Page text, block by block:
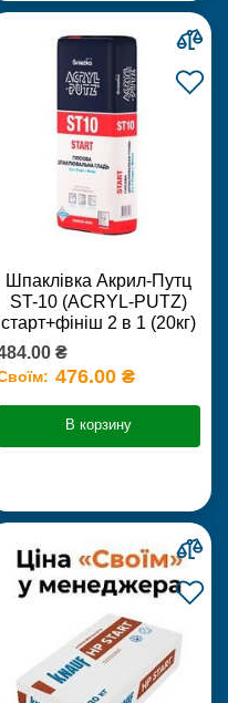
Шпаклівка Акрил-Путц
ST-10 (ACRYL-PUTZ)
старт+фініш 2 в 1 (20кг)
₴
476.00 ₴
В корзину